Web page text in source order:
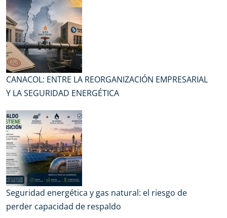
CANACOL: ENTRE LA REORGANIZACIÓN EMPRESARIAL
Y LA SEGURIDAD ENERGÉTICA
Seguridad energética y gas natural: el riesgo de
perder capacidad de respaldo